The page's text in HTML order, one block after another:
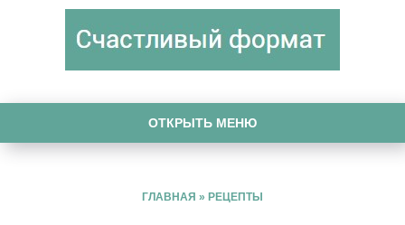
ОТКРЫТЬ МЕНЮ
ГЛАВНАЯ » РЕЦЕПТЫ